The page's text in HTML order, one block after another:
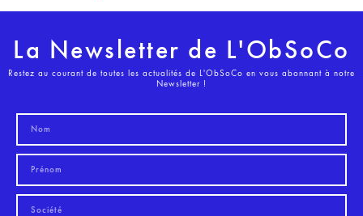
La Newsletter de L'ObSoCo
Restez au courant de toutes les actualités de L'ObSoCo en vous abonnant à notre
Newsletter !